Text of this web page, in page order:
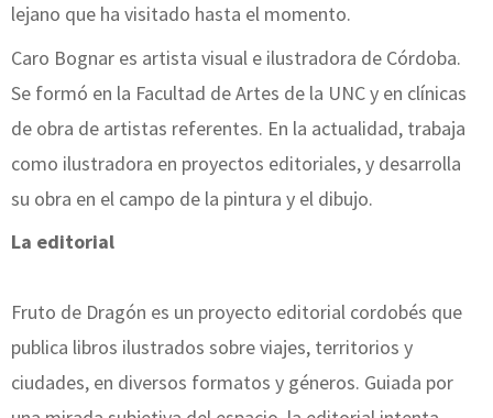
lejano que ha visitado hasta el momento.
Caro Bognar es artista visual e ilustradora de Córdoba.
Se formó en la Facultad de Artes de la UNC y en clínicas
de obra de artistas referentes. En la actualidad, trabaja
como ilustradora en proyectos editoriales, y desarrolla
su obra en el campo de la pintura y el dibujo.
La editorial
Fruto de Dragón es un proyecto editorial cordobés que
publica libros ilustrados sobre viajes, territorios y
ciudades, en diversos formatos y géneros. Guiada por